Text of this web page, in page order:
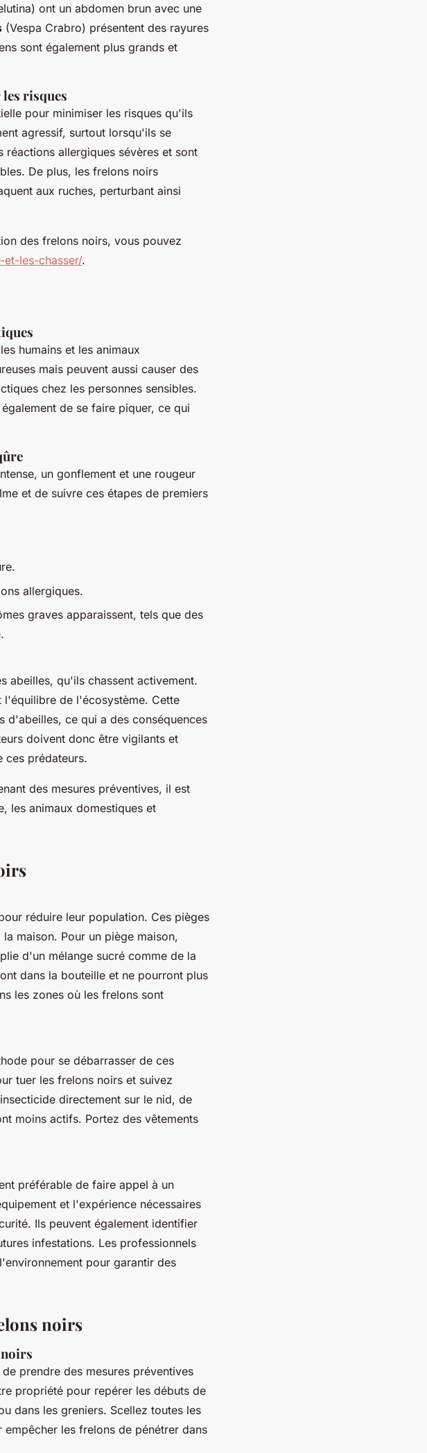
ont un abdomen brun avec une
(Vespa Crabro) présentent des rayures
sont également plus grands et
risques
pour minimiser les risques qu'ils
agressif, surtout lorsqu'ils se
réactions allergiques sévères et sont
De plus, les frelons noirs
aux ruches, perturbant ainsi
des frelons noirs, vous pouvez
les-chasser/.
humains et les animaux
mais peuvent aussi causer des
chez les personnes sensibles.
de se faire piquer, ce qui
un gonflement et une rougeur
et de suivre ces étapes de premiers
allergiques.
graves apparaissent, tels que des
abeilles, qu'ils chassent activement.
l'équilibre de l'écosystème. Cette
d'abeilles, ce qui a des conséquences
doivent donc être vigilants et
ces prédateurs.
des mesures préventives, il est
les animaux domestiques et
réduire leur population. Ces pièges
maison. Pour un piège maison,
d'un mélange sucré comme de la
dans la bouteille et ne pourront plus
les zones où les frelons sont
pour se débarrasser de ces
tuer les frelons noirs et suivez
directement sur le nid, de
moins actifs. Portez des vêtements
préférable de faire appel à un
et l'expérience nécessaires
Ils peuvent également identifier
infestations. Les professionnels
pour garantir des
noirs
prendre des mesures préventives
propriété pour repérer les débuts de
dans les greniers. Scellez toutes les
les frelons de pénétrer dans